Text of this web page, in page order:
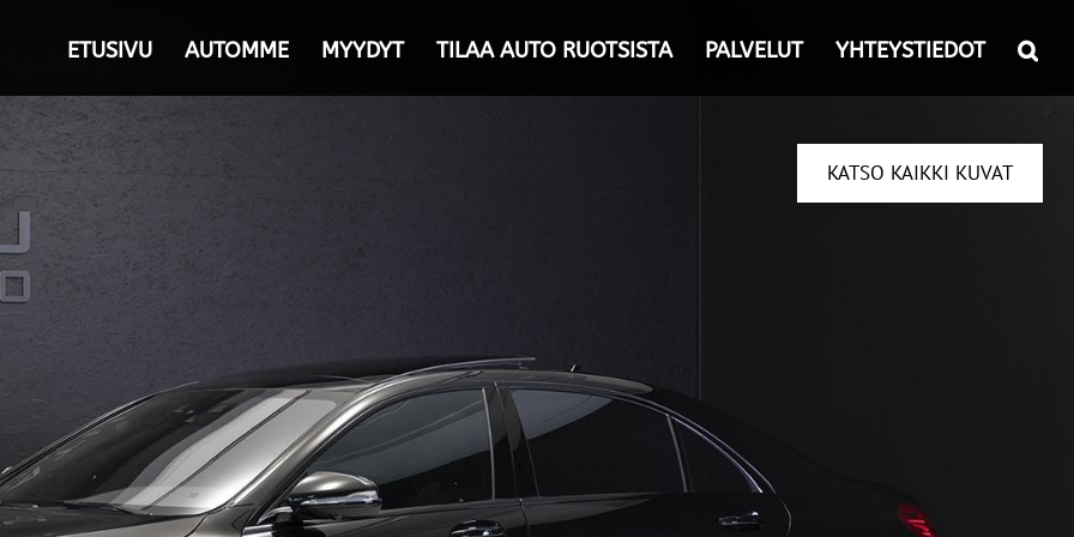
ETUSIVU AUTOMME MYYDYT TILAA AUTO RUOTSISTA PALVELUT YHTEYSTIEDOT
KATSO KAIKKI KUVAT